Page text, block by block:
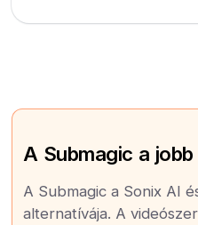
A Submagic a
A Submagic a Sonix AI
alternatívája. A